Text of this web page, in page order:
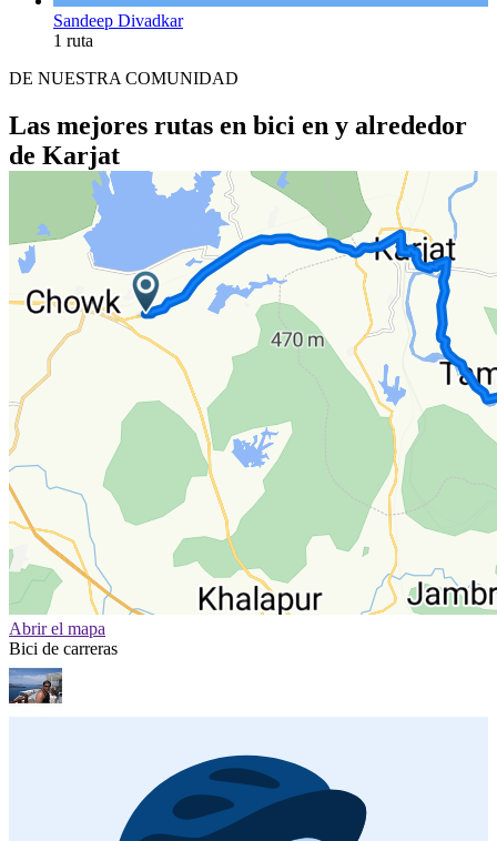
Sandeep Divadkar
1 ruta
DE NUESTRA COMUNIDAD
Las mejores rutas en bici en y alrededor
de Karjat
Abrir el mapa
Bici de carreras